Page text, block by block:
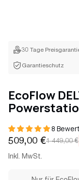
30 Tage
Garantieschutz
EcoFlow
8
Verkaufspreis
509,00 €
Regulärer
Preis
1 449,00 €
Inkl. MwSt.